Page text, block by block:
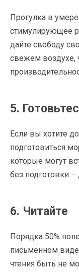
Прогулка в
стимулирующее
дайте свободу
свежем воздухе,
5.
Если вы хотите
подготовиться
которые могут
без подготовки
6. Читайте
Порядка 50%
письменном
чтения быть не